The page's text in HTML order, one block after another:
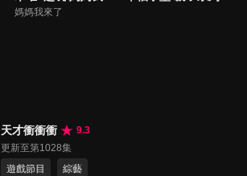
媽媽我來了
天才衝衝衝
9.3
更新至第1028集
遊戲節目
綜藝